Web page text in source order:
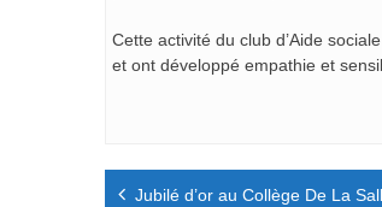
Cette activité du club d’Aide
et ont développé empathie et
Navigation
Jubilé d’or au Collège De La